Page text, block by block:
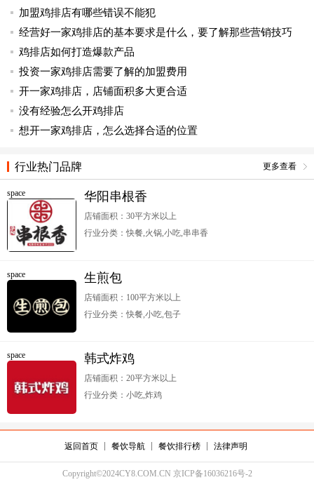
加盟鸡排店有哪些错误不能犯
经营好一家鸡排店的基本要求是什么，要了解那些营销技巧
鸡排店如何打造爆款产品
投资一家鸡排店需要了解的加盟费用
开一家鸡排店，店铺面积多大更合适
没有经验怎么开鸡排店
想开一家鸡排店，怎么选择合适的位置
行业热门品牌 更多查看
space 华阳串根香
店铺面积：30平方米以上
行业分类：快餐,火锅,小吃,串串香
space 生煎包
店铺面积：100平方米以上
行业分类：快餐,小吃,包子
space 韩式炸鸡
店铺面积：20平方米以上
行业分类：小吃,炸鸡
返回首页 餐饮导航 餐饮排行榜 法律声明
Copyright©2024CY8.COM.CN 京ICP备16036216号-2